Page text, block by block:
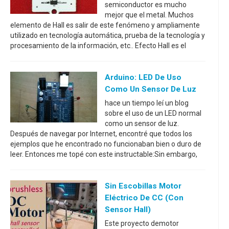
semiconductor es mucho
mejor que el metal. Muchos
elemento de Hall es salir de este fenómeno y ampliamente
utilizado en tecnología automática, prueba de la tecnología y
procesamiento de la información, etc.. Efecto Hall es el
Arduino: LED De Uso
Como Un Sensor De Luz
hace un tiempo leí un blog
sobre el uso de un LED normal
como un sensor de luz.
Después de navegar por Internet, encontré que todos los
ejemplos que he encontrado no funcionaban bien o duro de
leer. Entonces me topé con este instructable:Sin embargo,
Sin Escobillas Motor
Eléctrico De CC (con
Sensor Hall)
Este proyecto demotor